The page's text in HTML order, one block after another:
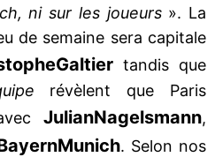
ni sur les joueurs». La
de semaine sera capitale
Galtier tandis que
révèlent que Paris
JulianNagelsmann,
Munich. Selon nos